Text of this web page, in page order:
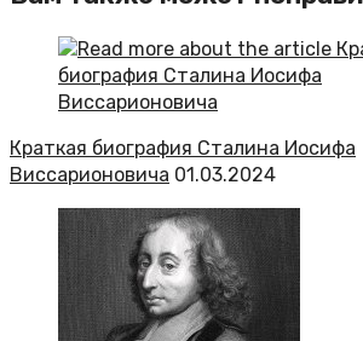
Краткая биография Сталина Иосифа
Виссарионовича 01.03.2024